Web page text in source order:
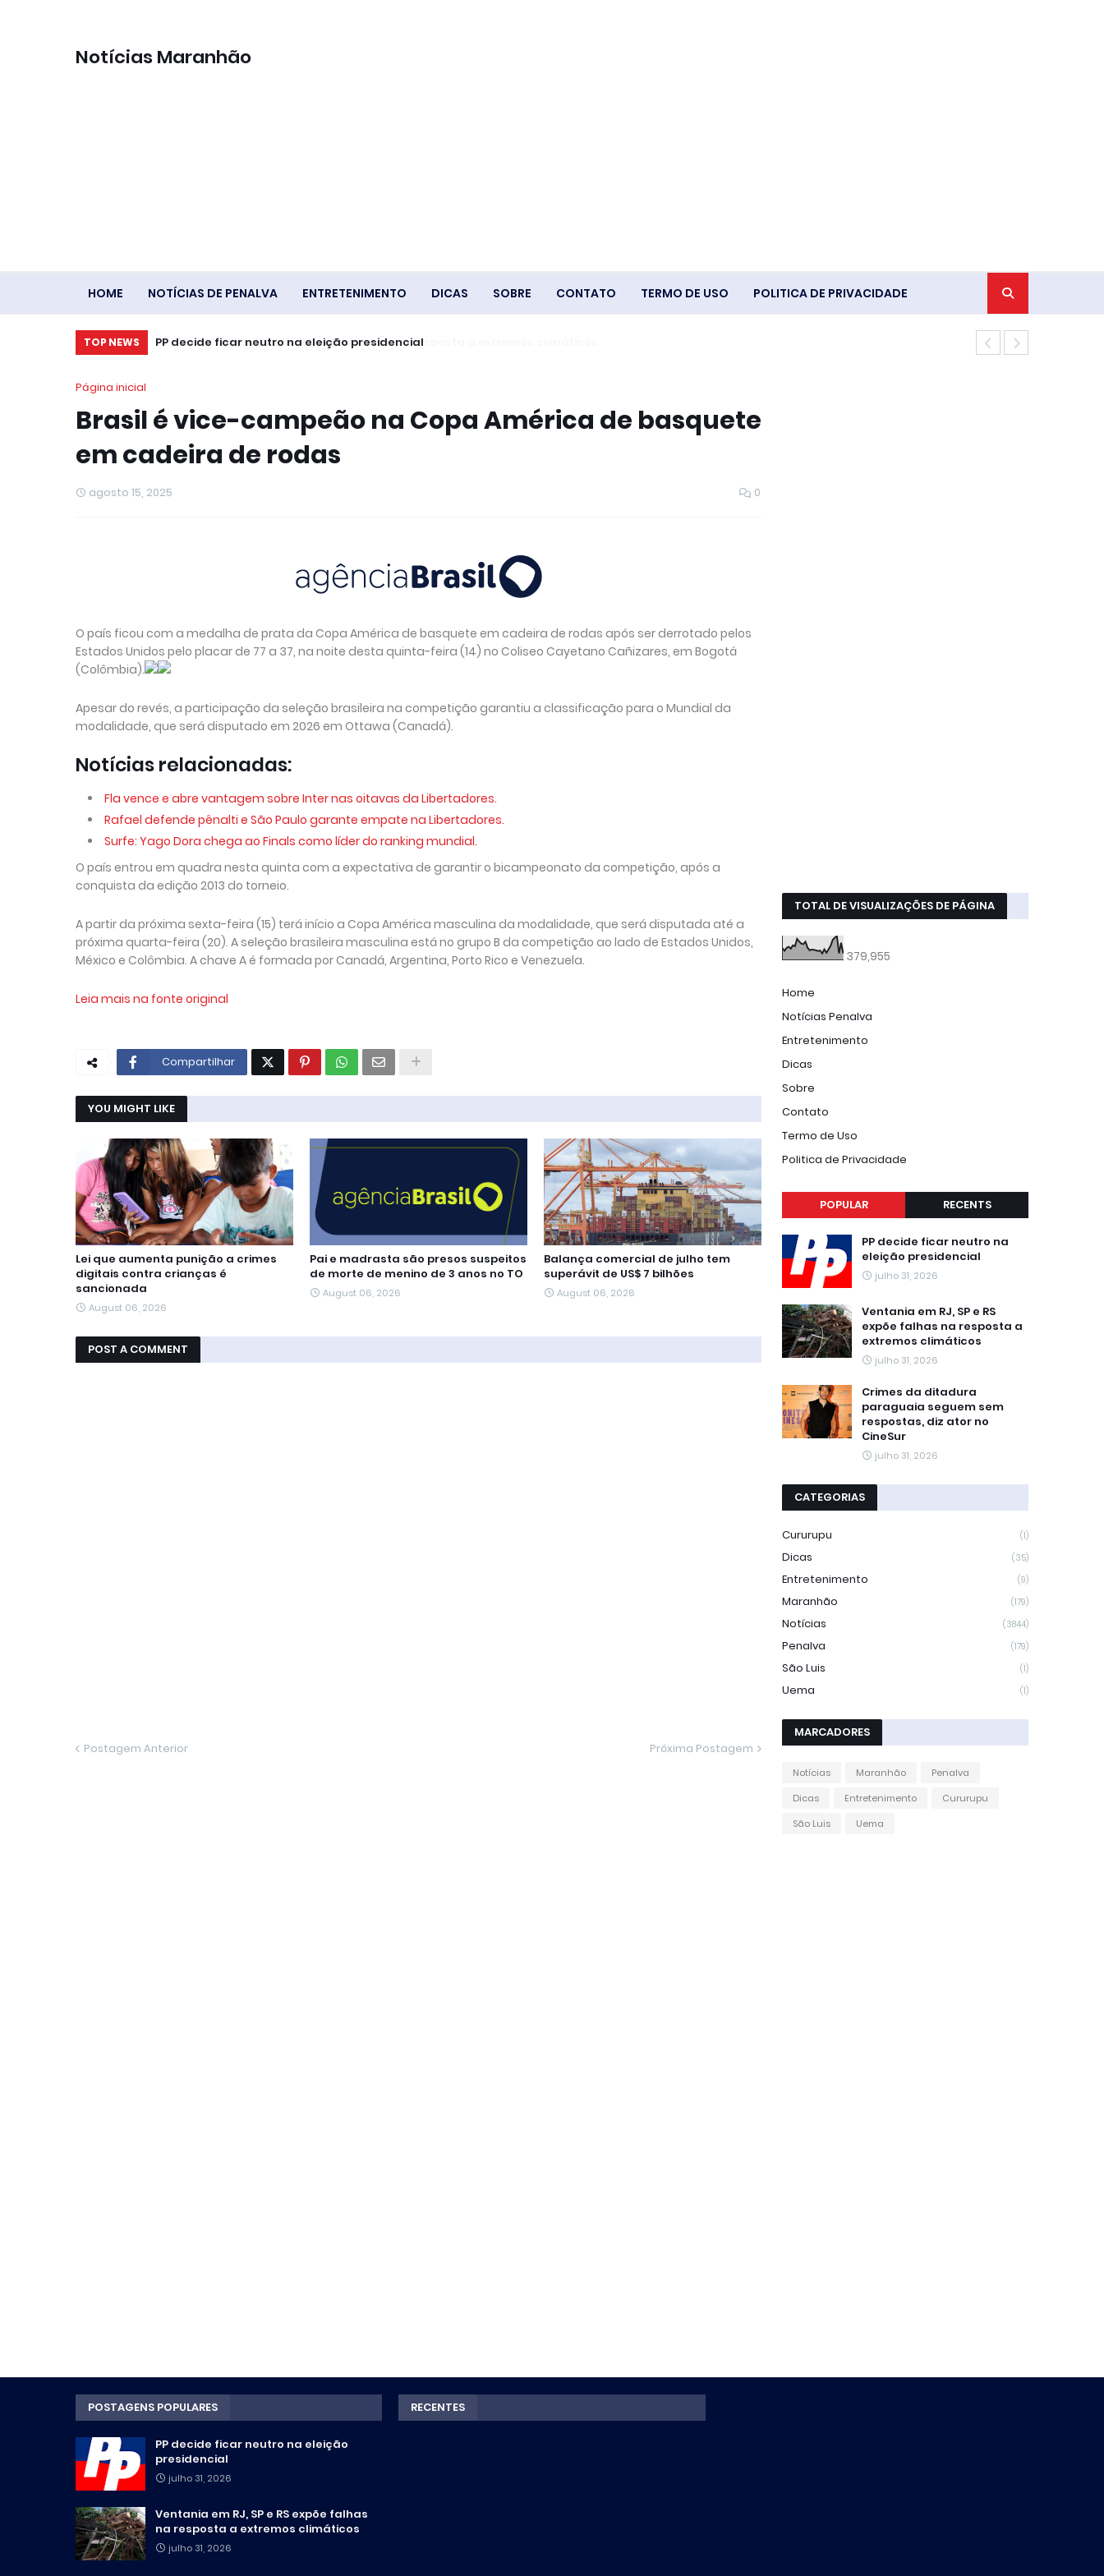
Notícias Maranhão
HOME NOTÍCIAS DE PENALVA ENTRETENIMENTO DICAS SOBRE CONTATO TERMO DE USO POLITICA DE PRIVACIDADE
TOP NEWS PP decide ficar neutro na eleição presidencial
Ventania em RJ, SP e RS expõe falhas na resposta a extremos climáticos
Página inicial
Brasil é vice-campeão na Copa América de basquete
em cadeira de rodas
agosto 15, 2025 0
O país ficou com a medalha de prata da Copa América de basquete em cadeira de rodas após ser derrotado pelos
Estados Unidos pelo placar de 77 a 37, na noite desta quinta-feira (14) no Coliseo Cayetano Cañizares, em Bogotá
(Colômbia).
Apesar do revés, a participação da seleção brasileira na competição garantiu a classificação para o Mundial da
modalidade, que será disputado em 2026 em Ottawa (Canadá).
Notícias relacionadas:
Fla vence e abre vantagem sobre Inter nas oitavas da Libertadores.
Rafael defende pênalti e São Paulo garante empate na Libertadores.
Surfe: Yago Dora chega ao Finals como líder do ranking mundial.
O país entrou em quadra nesta quinta com a expectativa de garantir o bicampeonato da competição, após a
conquista da edição 2013 do torneio.
A partir da próxima sexta-feira (15) terá início a Copa América masculina da modalidade, que será disputada até a
próxima quarta-feira (20). A seleção brasileira masculina está no grupo B da competição ao lado de Estados Unidos,
México e Colômbia. A chave A é formada por Canadá, Argentina, Porto Rico e Venezuela.
Leia mais na fonte original
Compartilhar
YOU MIGHT LIKE
Lei que aumenta punição a crimes
digitais contra crianças é
sancionada
August 06, 2026
Pai e madrasta são presos suspeitos
de morte de menino de 3 anos no TO
August 06, 2026
Balança comercial de julho tem
superávit de US$ 7 bilhões
August 06, 2026
POST A COMMENT
Postagem Anterior Próxima Postagem
TOTAL DE VISUALIZAÇÕES DE PÁGINA
379,955
Home
Notícias Penalva
Entretenimento
Dicas
Sobre
Contato
Termo de Uso
Politica de Privacidade
POPULAR RECENTS
PP decide ficar neutro na
eleição presidencial
julho 31, 2026
Ventania em RJ, SP e RS
expõe falhas na resposta a
extremos climáticos
julho 31, 2026
Crimes da ditadura
paraguaia seguem sem
respostas, diz ator no
CineSur
julho 31, 2026
CATEGORIAS
Cururupu (1)
Dicas (35)
Entretenimento (9)
Maranhão (179)
Notícias (3844)
Penalva (179)
São Luis (1)
Uema (1)
MARCADORES
Notícias Maranhão
Penalva
Dicas
Entretenimento
Cururupu
São Luis
Uema
POSTAGENS POPULARES
PP decide ficar neutro na eleição
presidencial
julho 31, 2026
Ventania em RJ, SP e RS expõe falhas
na resposta a extremos climáticos
julho 31, 2026
RECENTES